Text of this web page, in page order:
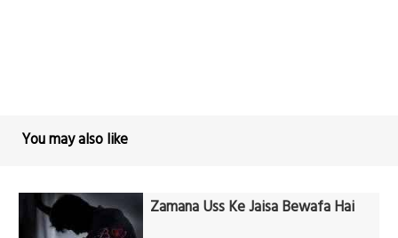
You may also like
Zamana Uss Ke Jaisa Bewafa Hai